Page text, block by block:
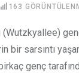
163
sarsıntı
genç